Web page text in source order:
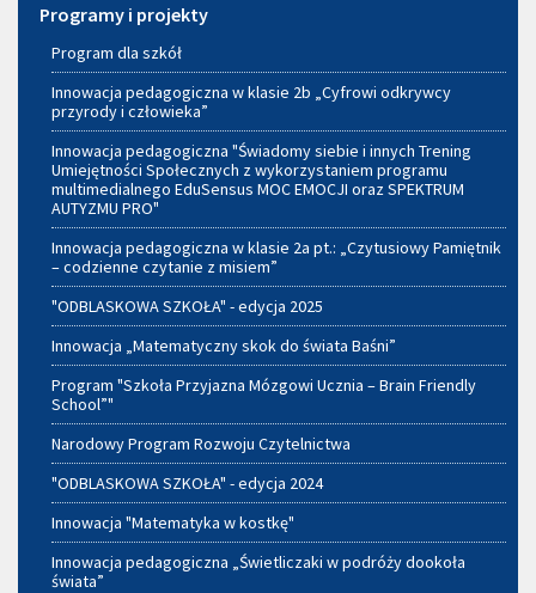
Programy i projekty
Program dla szkół
Innowacja pedagogiczna w klasie 2b „Cyfrowi odkrywcy
przyrody i człowieka”
Innowacja pedagogiczna "Świadomy siebie i innych Trening
Umiejętności Społecznych z wykorzystaniem programu
multimedialnego EduSensus MOC EMOCJI oraz SPEKTRUM
AUTYZMU PRO"
Innowacja pedagogiczna w klasie 2a pt.: „Czytusiowy Pamiętnik
– codzienne czytanie z misiem”
"ODBLASKOWA SZKOŁA" - edycja 2025
Innowacja „Matematyczny skok do świata Baśni”
Program "Szkoła Przyjazna Mózgowi Ucznia – Brain Friendly
School”"
Narodowy Program Rozwoju Czytelnictwa
"ODBLASKOWA SZKOŁA" - edycja 2024
Innowacja "Matematyka w kostkę"
Innowacja pedagogiczna „Świetliczaki w podróży dookoła
świata”